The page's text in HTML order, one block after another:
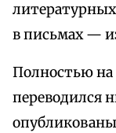
в письмах —
Полностью
переводился